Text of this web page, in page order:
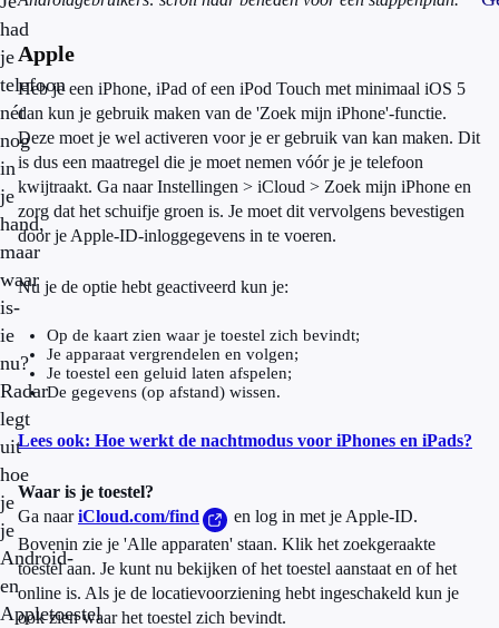
had
je
telefoon
nét
nog
in
je
hand,
maar
waar
is-
ie
nu?
Radar
legt
uit
hoe
je
je
Android-
en
Appletoestel
Apple
Heb je een iPhone, iPad of een iPod Touch met minimaal iOS 5
dan kun je gebruik maken van de 'Zoek mijn iPhone'-functie.
Deze moet je wel activeren voor je er gebruik van kan maken. Dit
is dus een maatregel die je moet nemen vóór je je telefoon
kwijtraakt. Ga naar Instellingen > iCloud > Zoek mijn iPhone en
zorg dat het schuifje groen is. Je moet dit vervolgens bevestigen
door je Apple-ID-inloggegevens in te voeren.
Nu je de optie hebt geactiveerd kun je:
Op de kaart zien waar je toestel zich bevindt;
Je apparaat vergrendelen en volgen;
Je toestel een geluid laten afspelen;
De gegevens (op afstand) wissen.
Lees ook: Hoe werkt de nachtmodus voor iPhones en iPads?
Waar is je toestel?
Ga naariCloud.com/find
en log in met je Apple-ID.
Bovenin zie je 'Alle apparaten' staan. Klik het zoekgeraakte
toestel aan. Je kunt nu bekijken of het toestel aanstaat en of het
online is. Als je de locatievoorziening hebt ingeschakeld kun je
ook zien waar het toestel zich bevindt.